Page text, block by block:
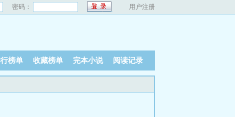
密码： 用户注册
榜单 收藏榜单 完本小说 阅读记录